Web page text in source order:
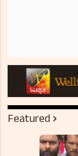
Featured